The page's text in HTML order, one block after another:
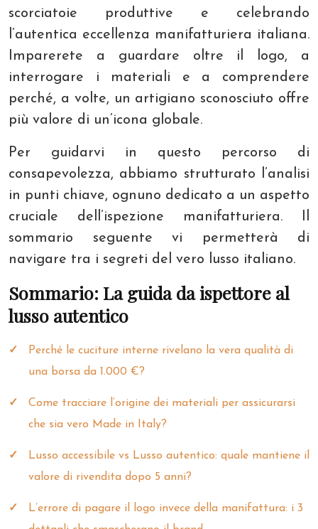
scorciatoie produttive e celebrando
l’autentica eccellenza manifatturiera italiana.
Imparerete a guardare oltre il logo, a
interrogare i materiali e a comprendere
perché, a volte, un artigiano sconosciuto offre
più valore di un’icona globale.
Per guidarvi in questo percorso di
consapevolezza, abbiamo strutturato l’analisi
in punti chiave, ognuno dedicato a un aspetto
cruciale dell’ispezione manifatturiera. Il
sommario seguente vi permetterà di
navigare tra i segreti del vero lusso italiano.
Sommario: La guida da ispettore al
lusso autentico
Perché le cuciture interne rivelano la vera qualità di
una borsa da 1.000 €?
Come tracciare l’origine dei materiali per assicurarsi
che sia vero Made in Italy?
Lusso accessibile vs Lusso autentico: quale mantiene il
valore di rivendita dopo 5 anni?
L’errore di pagare il logo invece della manifattura: i 3